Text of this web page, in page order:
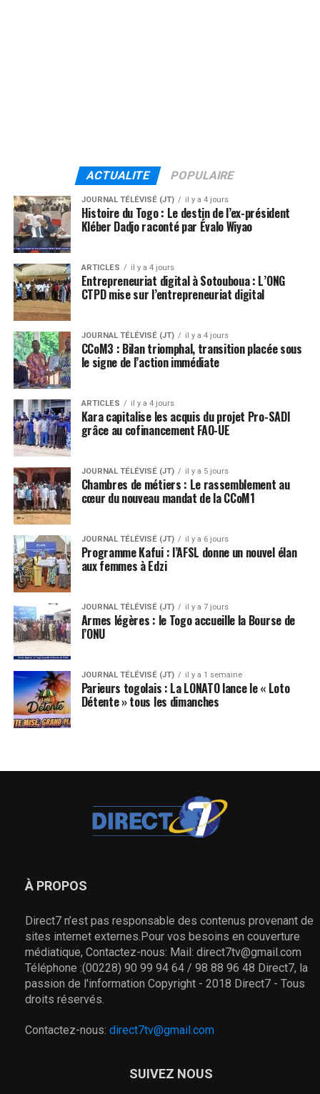
ACTUALITE POPULAIRE
JOURNAL TÉLÉVISÉ (JT) il y a 4 jours
Histoire du Togo : Le destin de l’ex-président
Kléber Dadjo raconté par Évalo Wiyao
ARTICLES il y a 4 jours
Entrepreneuriat digital à Sotouboua : L’ONG
CTPD mise sur l’entrepreneuriat digital
JOURNAL TÉLÉVISÉ (JT) il y a 4 jours
CCoM3 : Bilan triomphal, transition placée sous
le signe de l’action immédiate
ARTICLES il y a 4 jours
Kara capitalise les acquis du projet Pro-SADI
grâce au cofinancement FAO-UE
JOURNAL TÉLÉVISÉ (JT) il y a 5 jours
Chambres de métiers : Le rassemblement au
cœur du nouveau mandat de la CCoM1
JOURNAL TÉLÉVISÉ (JT) il y a 6 jours
Programme Kafui : l’AFSL donne un nouvel élan
aux femmes à Edzi
JOURNAL TÉLÉVISÉ (JT) il y a 7 jours
Armes légères : le Togo accueille la Bourse de
l’ONU
JOURNAL TÉLÉVISÉ (JT) il y a 1 semaine
Parieurs togolais : La LONATO lance le « Loto
Détente » tous les dimanches
À PROPOS
Direct7 n’est pas responsable des contenus provenant de
sites internet externes.Pour vos besoins en couverture
médiatique, Contactez-nous: Mail: direct7tv@gmail.com
Téléphone :(00228) 90 99 94 64 / 98 88 96 48 Direct7, la
passion de l'information Copyright - 2018 Direct7 - Tous
droits réservés.
Contactez-nous: direct7tv@gmail.com
SUIVEZ NOUS